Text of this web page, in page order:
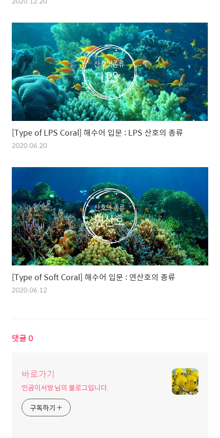
[Type of LPS Coral] 해수어 입문 : LPS 산호의 종류
2020.06.20
[Type of Soft Coral] 해수어 입문 : 연산호의 종류
2020.06.12
댓글 0
바로가기
민곰이서방 님의 블로그입니다.
구독하기